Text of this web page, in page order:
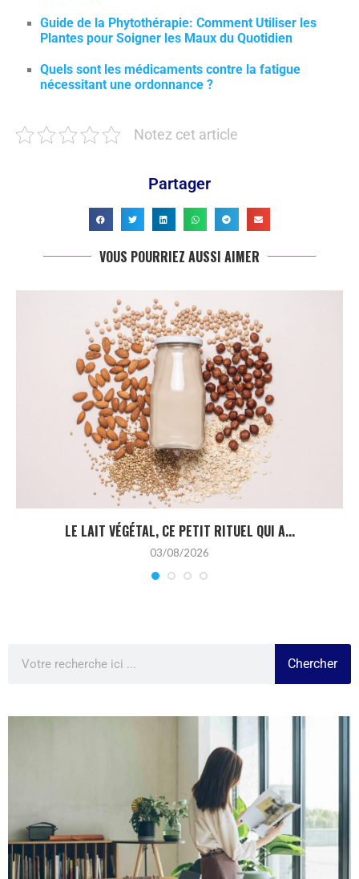
Guide de la Phytothérapie: Comment Utiliser les
Plantes pour Soigner les Maux du Quotidien
Quels sont les médicaments contre la fatigue
nécessitant une ordonnance ?
Notez cet article
Partager
VOUS POURRIEZ AUSSI AIMER
LE LAIT VÉGÉTAL, CE PETIT RITUEL QUI A...
03/08/2026
Chercher